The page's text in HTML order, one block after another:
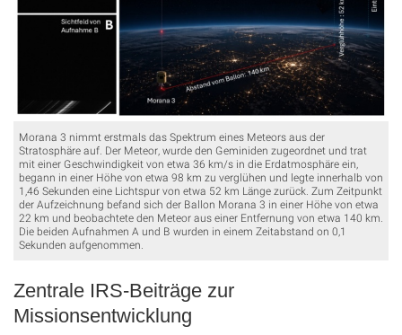
Morana 3 nimmt erstmals das Spektrum eines Meteors aus der
Stratosphäre auf. Der Meteor, wurde den Geminiden zugeordnet und trat
mit einer Geschwindigkeit von etwa 36 km/s in die Erdatmosphäre ein,
begann in einer Höhe von etwa 98 km zu verglühen und legte innerhalb von
1,46 Sekunden eine Lichtspur von etwa 52 km Länge zurück. Zum Zeitpunkt
der Aufzeichnung befand sich der Ballon Morana 3 in einer Höhe von etwa
22 km und beobachtete den Meteor aus einer Entfernung von etwa 140 km.
Die beiden Aufnahmen A und B wurden in einem Zeitabstand on 0,1
Sekunden aufgenommen.
Zentrale IRS-Beiträge zur
Missionsentwicklung